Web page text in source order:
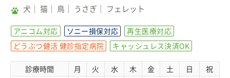
犬 猫 鳥 うさぎ フェレット
アニコム対応 ソニー損保対応
再生医療対応
どうぶつ健活 健診指定病院
キャッシュレス決済OK
診療時間 月 火 水 木 金 土 日 祝